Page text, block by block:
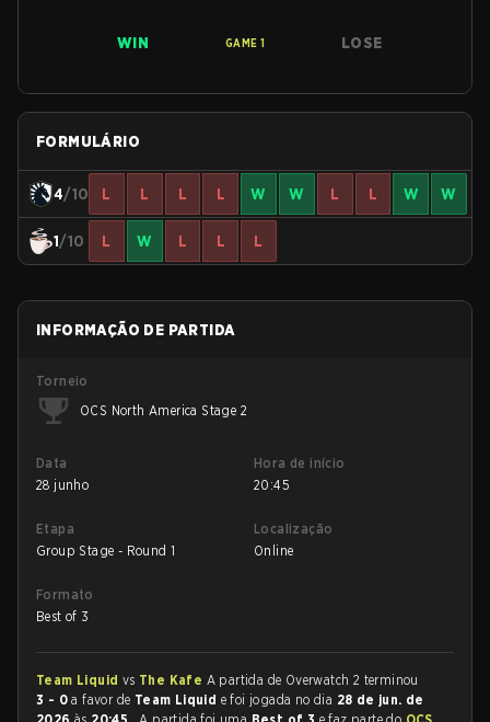
WIN GAME 1 LOSE
FORMULÁRIO
4/10 L L L L W W L L W W
1/10 L W L L L
INFORMAÇÃO DE PARTIDA
Torneio
OCS North America Stage 2
Data
28 junho
Hora de início
20:45
Etapa
Group Stage - Round 1
Localização
Online
Formato
Best of 3
Team Liquid vs The Kafe A partida de Overwatch 2 terminou
3 - 0 a favor de Team Liquid e foi jogada no dia 28 de jun. de